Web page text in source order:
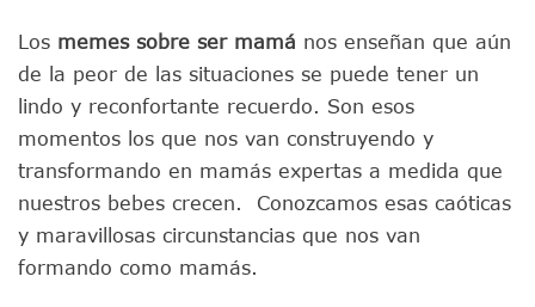
Los memes sobre ser mamá nos enseñan que aún
de la peor de las situaciones se puede tener un
lindo y reconfortante recuerdo. Son esos
momentos los que nos van construyendo y
transformando en mamás expertas a medida que
nuestros bebes crecen. Conozcamos esas caóticas
y maravillosas circunstancias que nos van
formando como mamás.